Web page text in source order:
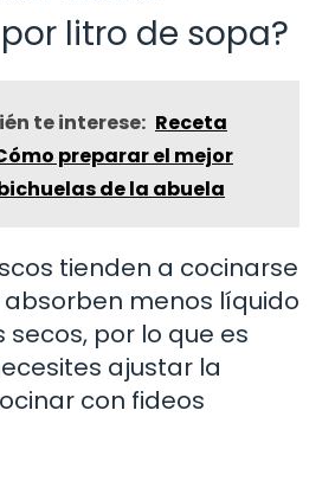
litro de sopa?
te interese: Receta
preparar el mejor
de la abuela
tienden a cocinarse
menos líquido
secos, por lo que es
ajustar la
con fideos